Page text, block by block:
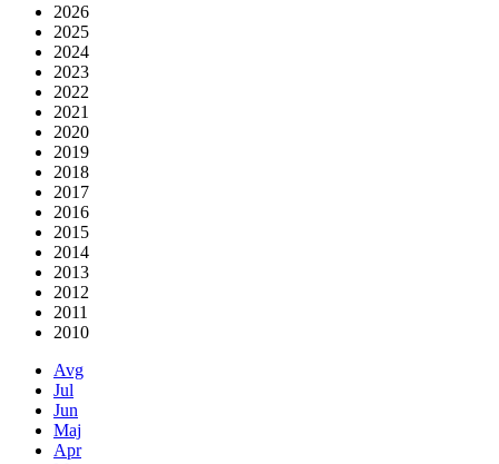
2026
2025
2024
2023
2022
2021
2020
2019
2018
2017
2016
2015
2014
2013
2012
2011
2010
Avg
Jul
Jun
Maj
Apr